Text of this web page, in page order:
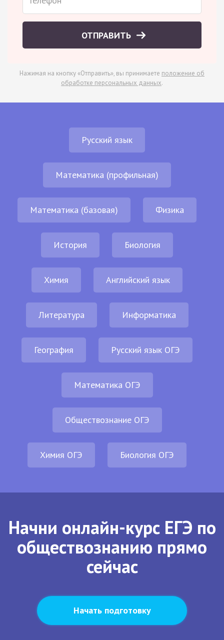
ОТПРАВИТЬ
Нажимая на кнопку «Отправить», вы принимаете положение об
обработке персональных данных.
Русский язык
Математика (профильная)
Математика (базовая) Физика
История Биология
Химия Английский язык
Литература Информатика
География Русский язык ОГЭ
Математика ОГЭ
Обществознание ОГЭ
Химия ОГЭ Биология ОГЭ
Начни онлайн-курс ЕГЭ по
обществознанию прямо
сейчас
Начать подготовку